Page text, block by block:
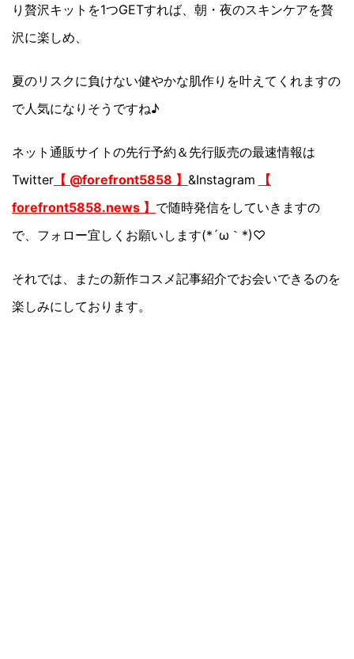
り贅沢キットを1つGETすれば、朝・夜のスキンケアを贅
沢に楽しめ、
夏のリスクに負けない健やかな肌作りを叶えてくれますの
で人気になりそうですね♪
ネット通販サイトの先行予約＆先行販売の最速情報は
Twitter 【 @forefront5858 】 &Instagram
【
forefront5858.news 】 で随時発信をしていきますの
で、フォロー宜しくお願いします(*´ω｀*)♡
それでは、またの新作コスメ記事紹介でお会いできるのを
楽しみにしております。